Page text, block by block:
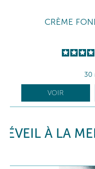
CRÈME
30
VOIR
ÉVEIL À LA